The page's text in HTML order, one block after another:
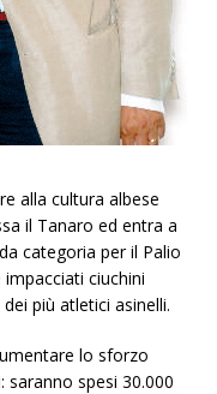
alla cultura albese
il Tanaro ed entra a
categoria per il Palio
ciuchini
più atletici asinelli.
lo sforzo
saranno spesi 30.000